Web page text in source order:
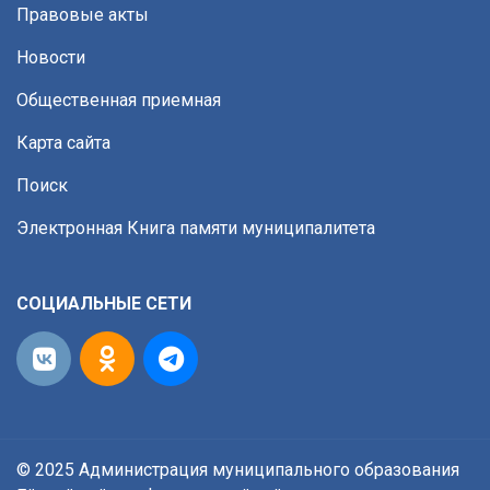
Правовые акты
Новости
Общественная приемная
Карта сайта
Поиск
Электронная Книга памяти муниципалитета
СОЦИАЛЬНЫЕ СЕТИ
© 2025 Администрация муниципального образования